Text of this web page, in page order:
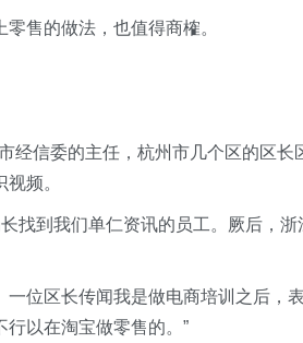
售的做法，也值得商榷。
经信委的主任，杭州市几个区的区
频。
找到我们单仁资讯的员工。厥后，
位区长传闻我是做电商培训之后，
以在淘宝做零售的。”